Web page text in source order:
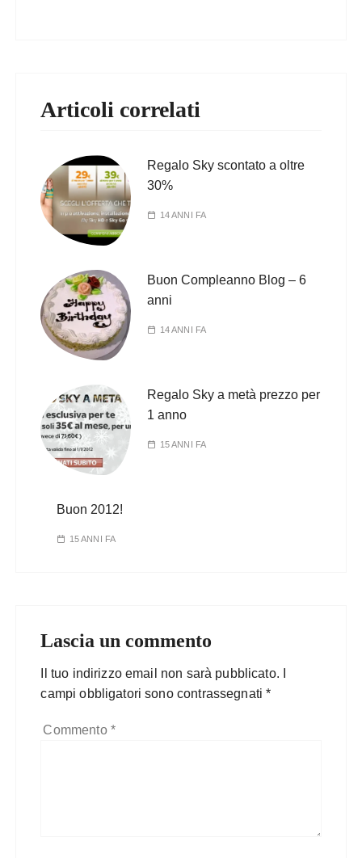
Articoli correlati
Regalo Sky scontato a oltre
30%
14 ANNI FA
Buon Compleanno Blog – 6
anni
14 ANNI FA
Regalo Sky a metà prezzo per
1 anno
15 ANNI FA
Buon 2012!
15 ANNI FA
Lascia un commento
Il tuo indirizzo email non sarà pubblicato.
campi obbligatori sono contrassegnati*
Commento *